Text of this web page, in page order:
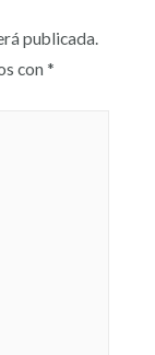
publicada.
con *